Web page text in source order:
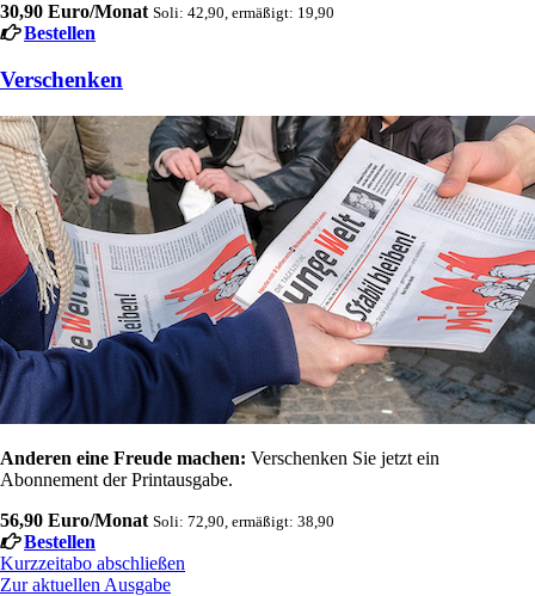
30,90 Euro/Monat Soli: 42,90, ermäßigt: 19,90
Bestellen
Verschenken
Anderen eine Freude machen: Verschenken Sie jetzt ein
Abonnement der Printausgabe.
56,90 Euro/Monat Soli: 72,90, ermäßigt: 38,90
Bestellen
Kurzzeitabo abschließen
Zur aktuellen Ausgabe